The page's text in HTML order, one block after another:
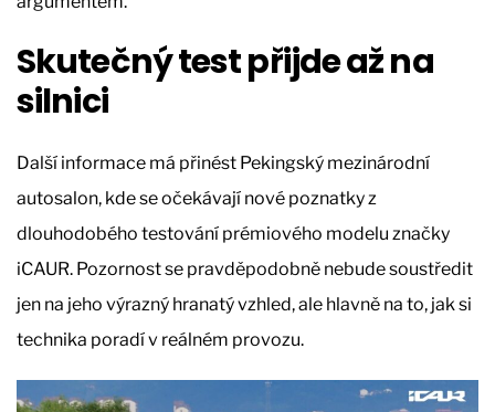
Skutečný test přijde až na
silnici
Další informace má přinést Pekingský mezinárodní
autosalon, kde se očekávají nové poznatky z
dlouhodobého testování prémiového modelu značky
iCAUR. Pozornost se pravděpodobně nebude soustředit
jen na jeho výrazný hranatý vzhled, ale hlavně na to, jak si
technika poradí v reálném provozu.